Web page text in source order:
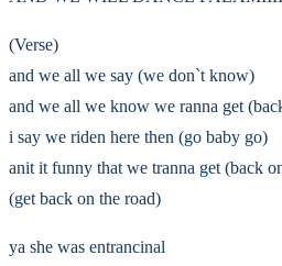
(Verse)
and we all we say (we don`t know)
and we all we know we ranna get
i say we riden here then (go baby go)
anit it funny that we tranna get (back
(get back on the road)
ya she was entrancinal